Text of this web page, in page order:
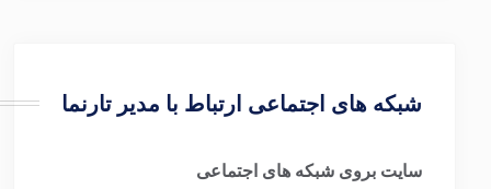
شبکه های اجتماعی ارتباط با مدیر تارنما
سایت بروی شبکه های اجتماعی